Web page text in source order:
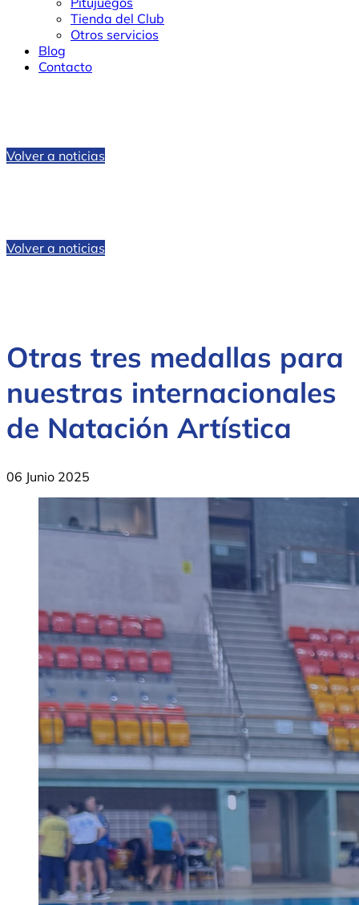
Tienda del Club
Otros servicios
Blog
Contacto
Volver a noticias
Volver a noticias
Otras tres medallas para
nuestras internacionales
de Natación Artística
06 Junio 2025